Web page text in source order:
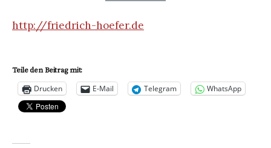
http://friedrich-hoefer.de
Teile den Beitrag mit:
Drucken E-Mail Telegram WhatsApp